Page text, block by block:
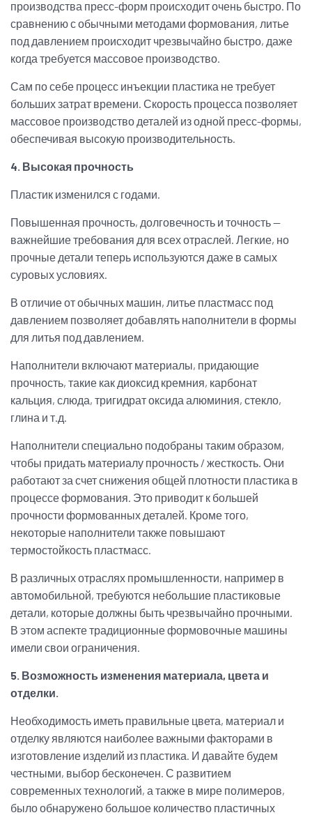
производства пресс-форм происходит очень быстро. По
сравнению с обычными методами формования, литье
под давлением происходит чрезвычайно быстро, даже
когда требуется массовое производство.
Сам по себе процесс инъекции пластика не требует
больших затрат времени. Скорость процесса позволяет
массовое производство деталей из одной пресс-формы,
обеспечивая высокую производительность.
4. Высокая прочность
Пластик изменился с годами.
Повышенная прочность, долговечность и точность —
важнейшие требования для всех отраслей. Легкие, но
прочные детали теперь используются даже в самых
суровых условиях.
В отличие от обычных машин, литье пластмасс под
давлением позволяет добавлять наполнители в формы
для литья под давлением.
Наполнители включают материалы, придающие
прочность, такие как диоксид кремния, карбонат
кальция, слюда, тригидрат оксида алюминия, стекло,
глина и т.д.
Наполнители специально подобраны таким образом,
чтобы придать материалу прочность / жесткость. Они
работают за счет снижения общей плотности пластика в
процессе формования. Это приводит к большей
прочности формованных деталей. Кроме того,
некоторые наполнители также повышают
термостойкость пластмасс.
В различных отраслях промышленности, например в
автомобильной, требуются небольшие пластиковые
детали, которые должны быть чрезвычайно прочными.
В этом аспекте традиционные формовочные машины
имели свои ограничения.
5. Возможность изменения материала, цвета и
отделки.
Необходимость иметь правильные цвета, материал и
отделку являются наиболее важными факторами в
изготовление изделий из пластика. И давайте будем
честными, выбор бесконечен. С развитием
современных технологий, а также в мире полимеров,
было обнаружено большое количество пластичных